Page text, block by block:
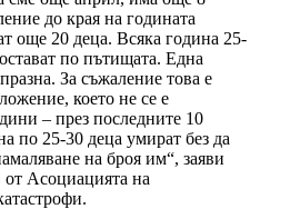
до края на годината
още 20 деца. Всяка година 25-
по пътищата. Една
За съжаление това е
което не се е
– през последните 10
по 25-30 деца умират без да
на броя им“, заяви
Асоциацията на